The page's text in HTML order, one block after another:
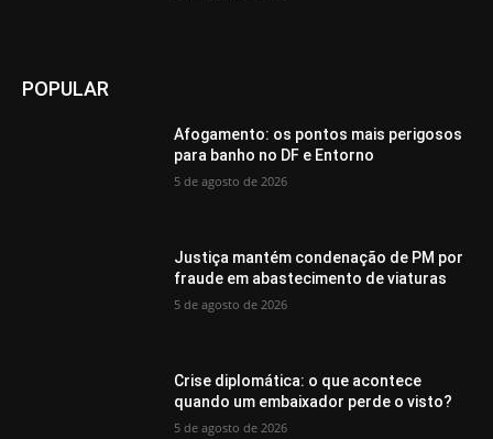
POPULAR
Afogamento: os pontos mais perigosos
para banho no DF e Entorno
5 de agosto de 2026
Justiça mantém condenação de PM por
fraude em abastecimento de viaturas
5 de agosto de 2026
Crise diplomática: o que acontece
quando um embaixador perde o visto?
5 de agosto de 2026